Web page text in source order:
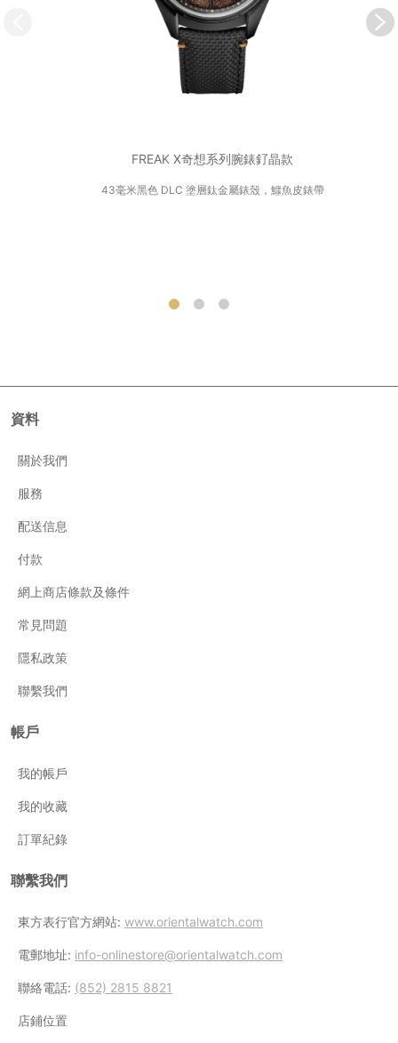
FREAK X奇想系列腕錶釕晶款
43毫米黑色 DLC 塗層鈦金屬錶殼，鱷魚皮錶帶
資料
關於我們
服務
配送信息
付款
網上商店條款及條件
常見問題
隱私政策
聯繫我們
帳戶
我的帳戶
我的收藏
訂單紀錄
聯繫我們
東方表行官方網站: www.orientalwatch.com
電郵地址: info-onlinestore@orientalwatch.com
聯絡電話: (852) 2815 8821
店鋪位置